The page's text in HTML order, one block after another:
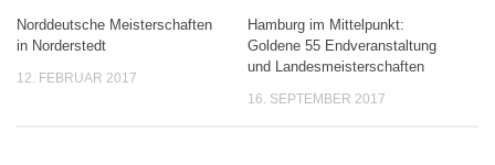
Norddeutsche Meisterschaften
in Norderstedt
12. FEBRUAR 2017
Hamburg im Mittelpunkt:
Goldene 55 Endveranstaltung
und Landesmeisterschaften
16. SEPTEMBER 2017